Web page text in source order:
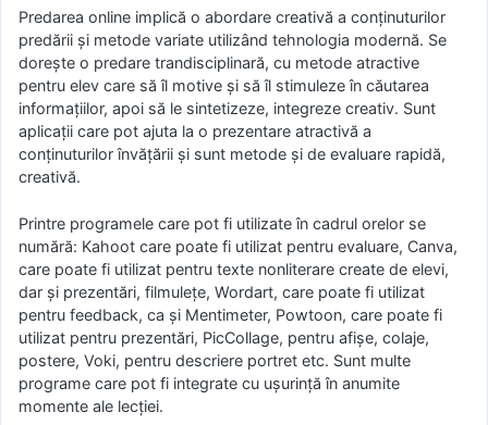
Predarea online implică o abordare creativă a conținuturilor
predării și metode variate utilizând tehnologia modernă. Se
dorește o predare trandisciplinară, cu metode atractive
pentru elev care să îl motive și să îl stimuleze în căutarea
informațiilor, apoi să le sintetizeze, integreze creativ. Sunt
aplicații care pot ajuta la o prezentare atractivă a
conținuturilor învățării și sunt metode și de evaluare rapidă,
creativă.
Printre programele care pot fi utilizate în cadrul orelor se
numără: Kahoot care poate fi utilizat pentru evaluare, Canva,
care poate fi utilizat pentru texte nonliterare create de elevi,
dar și prezentări, filmulețe, Wordart, care poate fi utilizat
pentru feedback, ca și Mentimeter, Powtoon, care poate fi
utilizat pentru prezentări, PicCollage, pentru afișe, colaje,
postere, Voki, pentru descriere portret etc. Sunt multe
programe care pot fi integrate cu ușurință în anumite
momente ale lecției.